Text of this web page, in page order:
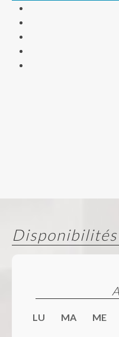
Disponibilités
LU MA ME